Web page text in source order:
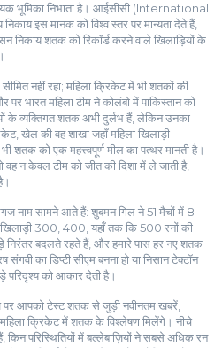
भूमिका निभाता है। आईसीसी (International
इस मानक को विश्व स्तर पर मान्यता देते हैं,
निकायशतक को रिकॉर्ड करने वाले खिलाड़ियों के
नहीं रहा; महिला क्रिकेट में भी शतकों की
पर भारत महिला टीम ने कोलंबो में पाकिस्तान को
के व्यक्तिगत शतक अभी दुर्लभ हैं, लेकिन उनका
, खेल की वह शाखा जहाँ महिला खिलाड़ी
भी शतक को एक महत्त्वपूर्ण मील का पत्थर मानती है।
वह न केवल टीम को जीत की दिशा में ले जाती है,
नाम सामने आते हैं: शुबमन गिल ने 51 मैचों में 8
300, 400, यहाँ तक कि 500 रनों की
बदलते रहते हैं, और हमारे पास हर नए शतक
का डिप्टी सीएम बनना हो या निसान टेक्टॉन
परिदृश्य को आकार देती है।
पर आपको टेस्ट शतक से जुड़ी नवीनतम खबरें,
महिला क्रिकेट में शतक के विश्लेषण मिलेंगे। नीचे
परिस्थितियों में बल्लेबाज़ियों ने सबसे अधिक रन